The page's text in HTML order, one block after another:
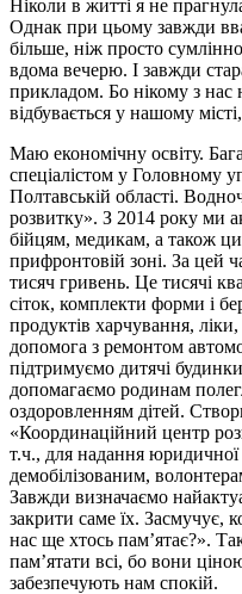
Ніколи в житті я не
Однак при цьому завжди
більше, ніж просто
вдома вечерю. І завжди
прикладом. Бо нікому з
відбувається у нашому
Маю економічну освіту.
спеціалістом у Головному
Полтавській області.
розвитку». З 2014 року ми
бійцям, медикам, а також
прифронтовій зоні. За цей
тисяч гривень. Це тисячі
сіток, комплекти форми і
продуктів харчування,
допомога з ремонтом
підтримуємо дитячі
допомагаємо родинам
оздоровленням дітей.
«Координаційний центр
т.ч., для надання
демобілізованим,
Завжди визначаємо
закрити саме їх. Засмучує,
нас ще хтось пам’ятає?».
пам’ятати всі, бо вони
забезпечують нам спокій.